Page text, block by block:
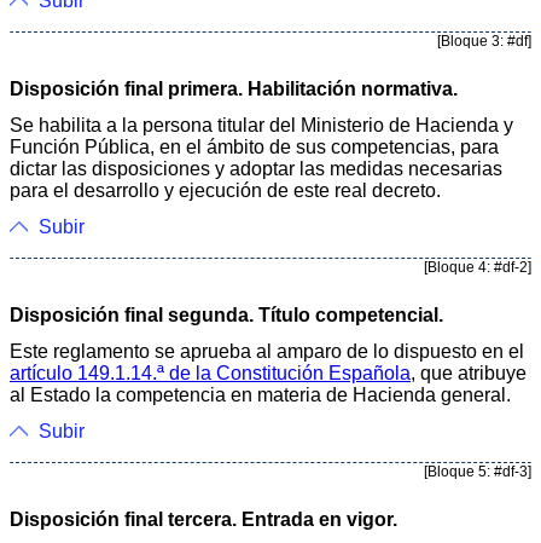
[Bloque 3: #df]
Disposición final primera. Habilitación normativa.
Se habilita a la persona titular del Ministerio de Hacienda y
Función Pública, en el ámbito de sus competencias, para
dictar las disposiciones y adoptar las medidas necesarias
para el desarrollo y ejecución de este real decreto.
Subir
[Bloque 4: #df-2]
Disposición final segunda. Título competencial.
Este reglamento se aprueba al amparo de lo dispuesto en el
artículo 149.1.14.ª de la Constitución Española, que atribuye
al Estado la competencia en materia de Hacienda general.
Subir
[Bloque 5: #df-3]
Disposición final tercera. Entrada en vigor.